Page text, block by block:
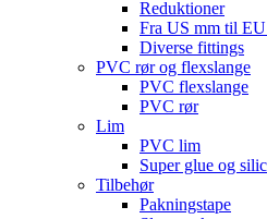
Reduktioner
Fra US mm til
Diverse fittings
PVC rør og flexslange
PVC flexslange
PVC rør
Lim
PVC lim
Super glue og
Tilbehør
Pakningstape